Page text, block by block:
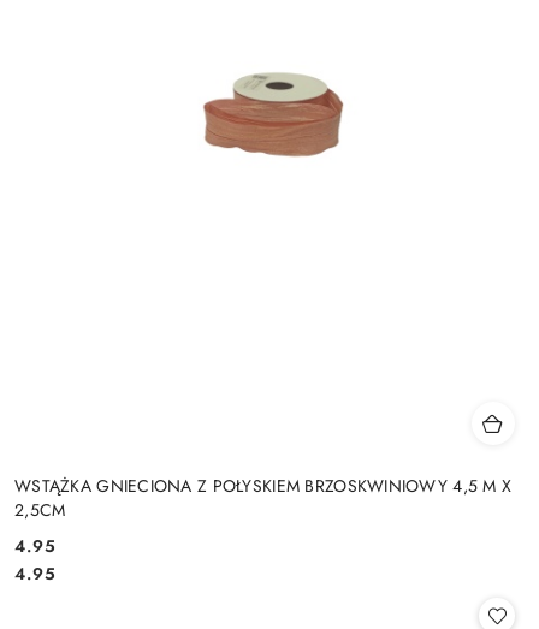
WSTĄŻKA GNIECIONA Z POŁYSKIEM BRZOSKWINIOWY 4,5 M X
2,5CM
Cena:
4.95
Cena:
4.95